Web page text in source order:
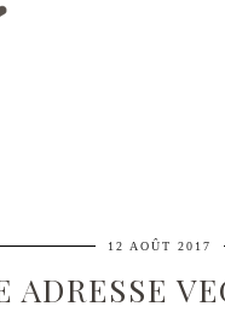
12 AOÛT 2017